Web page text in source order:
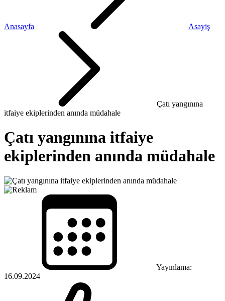
Anasayfa Asayiş
Çatı yangınına
itfaiye ekiplerinden anında müdahale
Çatı yangınına itfaiye
ekiplerinden anında müdahale
Yayınlama:
16.09.2024